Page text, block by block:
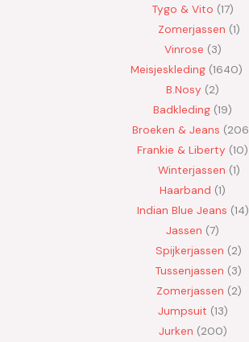
Tygo & Vito 17
Zomerjassen 1
Vinrose 3
Meisjeskleding 1640
B.Nosy
2
Badkleding 19
Broeken & Jeans
206
Frankie & Liberty 10
Winterjassen 1
Haarband 1
Indian Blue Jeans 14
Jassen 7
Spijkerjassen
2
Tussenjassen
3
Zomerjassen 2
Jumpsuit 13
Jurken 200